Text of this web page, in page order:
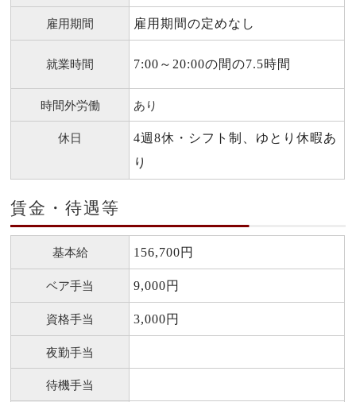
雇用期間 雇用期間の定めなし
就業時間 7:00～20:00の間の7.5時間
時間外労働 あり
休日
4週8休・シフト制、ゆとり休暇あ
り
賃金・待遇等
基本給 156,700円
ベア手当 9,000円
資格手当 3,000円
夜勤手当
待機手当